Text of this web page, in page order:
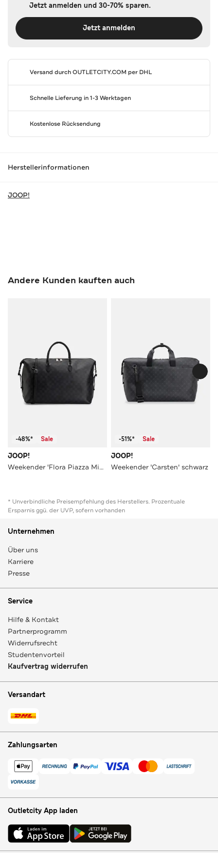
Jetzt anmelden und 30-70% sparen.
Jetzt anmelden
Versand durchOUTLETCITY.COM per DHL
Schnelle Lieferung in 1-3 Werktagen
Kostenlose Rücksendung
Herstellerinformationen
JOOP!
Andere Kunden kauften auch
-48%* Sale
JOOP!
Weekender 'Flora Piazza Mieke' schwarz
-51%* Sale
JOOP!
Weekender 'Carsten' schwarz
* Unverbindliche Preisempfehlung des Herstellers. Prozentuale
Ersparnis ggü. der UVP, sofern vorhanden
Unternehmen
Über uns
Karriere
Presse
Service
Hilfe & Kontakt
Partnerprogramm
Widerrufsrecht
Studentenvorteil
Kaufvertrag widerrufen
Versandart
Zahlungsarten
Outletcity App laden